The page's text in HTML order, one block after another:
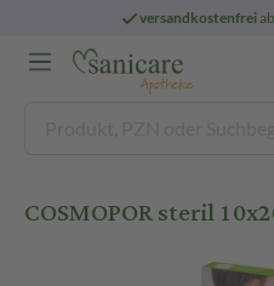
versandkostenfreiab 29 € und
COSMOPOR steril